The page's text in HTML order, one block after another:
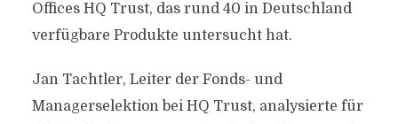
Offices HQ Trust, das rund 40 in Deutschland
verfügbare Produkte untersucht hat.
Jan Tachtler, Leiter der Fonds- und
Managerselektion bei HQ Trust, analysierte für